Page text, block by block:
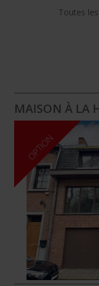
Toutes
MAISON À LA
OPTION